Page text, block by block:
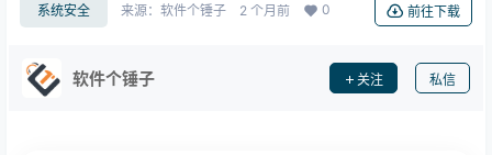
系统安全 来源： 软件个锤子 2 个月前 0 前往下载
软件个锤子 关注 私信